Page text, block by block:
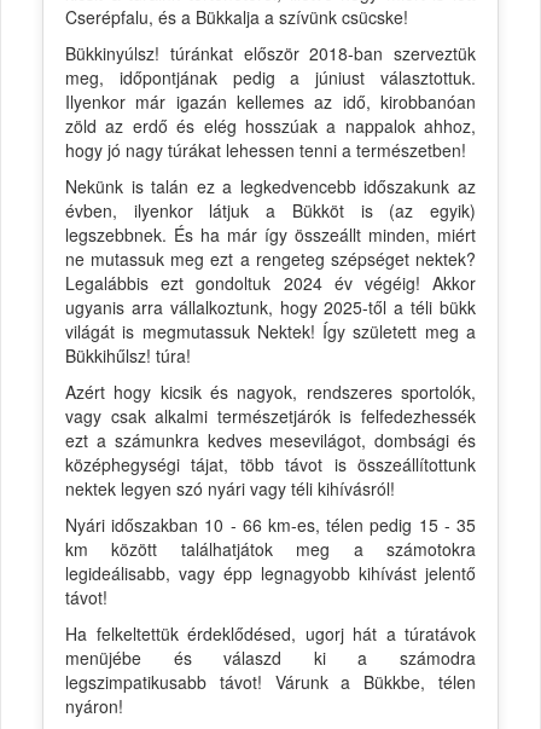
Cserépfalu, és a Bükkalja a szívünk csücske!
Bükkinyúlsz! túránkat először 2018-ban szerveztük
meg, időpontjának pedig a júniust választottuk.
Ilyenkor már igazán kellemes az idő, kirobbanóan
zöld az erdő és elég hosszúak a nappalok ahhoz,
hogy jó nagy túrákat lehessen tenni a természetben!
Nekünk is talán ez a legkedvencebb időszakunk az
évben, ilyenkor látjuk a Bükköt is (az egyik)
legszebbnek. És ha már így összeállt minden, miért
ne mutassuk meg ezt a rengeteg szépséget nektek?
Legalábbis ezt gondoltuk 2024 év végéig! Akkor
ugyanis arra vállalkoztunk, hogy 2025-től a téli bükk
világát is megmutassuk Nektek! Így született meg a
Bükkihűlsz! túra!
Azért hogy kicsik és nagyok, rendszeres sportolók,
vagy csak alkalmi természetjárók is felfedezhessék
ezt a számunkra kedves mesevilágot, dombsági és
középhegységi tájat, több távot is összeállítottunk
nektek legyen szó nyári vagy téli kihívásról!
Nyári időszakban 10 - 66 km-es, télen pedig 15 - 35
km között találhatjátok meg a számotokra
legideálisabb, vagy épp legnagyobb kihívást jelentő
távot!
Ha felkeltettük érdeklődésed, ugorj hát a túratávok
menüjébe és válaszd ki a számodra
legszimpatikusabb távot! Várunk a Bükkbe, télen
nyáron!